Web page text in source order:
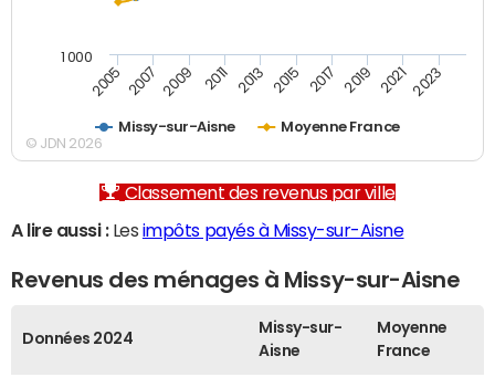
Missy-sur-Aisne Moyenne France
2005 2007 2009 2011 2013 2015 2017 2019 2021 2023
1 000
© JDN 2026
Classement des revenus par ville
A lire aussi :Les impôts payés à Missy-sur-Aisne
Revenus des ménages à Missy-sur-Aisne
Données 2024
Missy-sur-
Aisne
Moyenne
France